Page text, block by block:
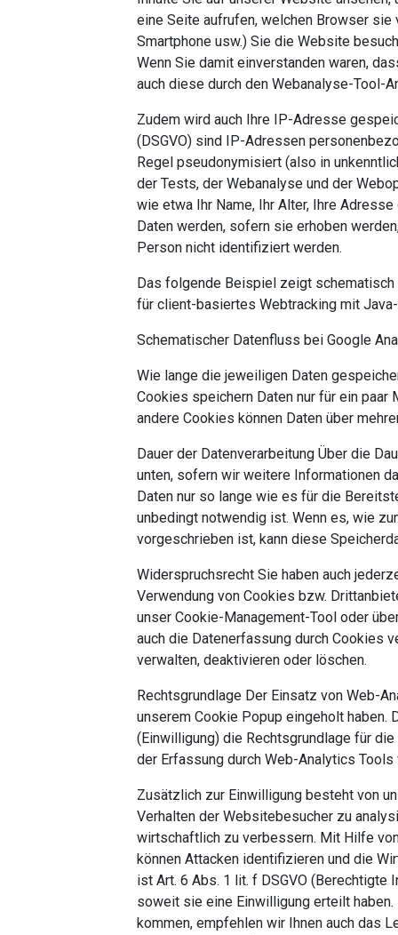
eine Seite aufrufen, welchen Browser sie
Smartphone usw.) Sie die Website
Wenn Sie damit einverstanden waren,
auch diese durch den Webanalyse-Tool-
Zudem wird auch Ihre IP-Adresse
(DSGVO) sind IP-Adressen
Regel pseudonymisiert (also in
der Tests, der Webanalyse und der
wie etwa Ihr Name, Ihr Alter, Ihre
Daten werden, sofern sie erhoben
Person nicht identifiziert werden.
Das folgende Beispiel zeigt
für client-basiertes Webtracking mit
Schematischer Datenfluss bei Google
Wie lange die jeweiligen Daten
Cookies speichern Daten nur für ein
andere Cookies können Daten über
Dauer der Datenverarbeitung Über die
unten, sofern wir weitere Informationen
Daten nur so lange wie es für die
unbedingt notwendig ist. Wenn es, wie
vorgeschrieben ist, kann diese
Widerspruchsrecht Sie haben auch
Verwendung von Cookies bzw.
unser Cookie-Management-Tool oder
auch die Datenerfassung durch Cookies
verwalten, deaktivieren oder löschen.
Rechtsgrundlage Der Einsatz von Web-
unserem Cookie Popup eingeholt haben.
(Einwilligung) die Rechtsgrundlage für
der Erfassung durch Web-Analytics Tools
Zusätzlich zur Einwilligung besteht von
Verhalten der Websitebesucher zu
wirtschaftlich zu verbessern. Mit Hilfe
können Attacken identifizieren und die
ist Art. 6 Abs. 1 lit. f DSGVO
soweit sie eine Einwilligung erteilt
kommen, empfehlen wir Ihnen auch das